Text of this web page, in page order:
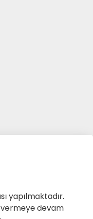
yapılmaktadır.
vermeye devam